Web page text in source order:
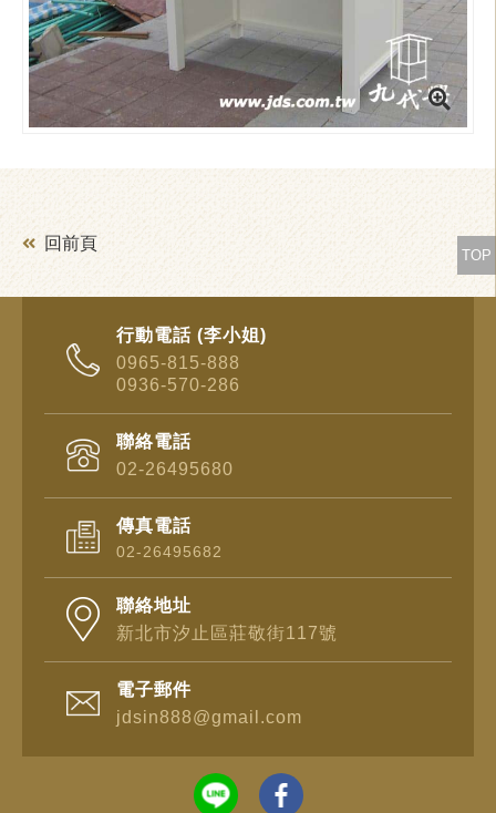
回前頁
TOP
行動電話 (李小姐)
0965-815-888
0936-570-286
聯絡電話
02-26495680
傳真電話
02-26495682
聯絡地址
新北市汐止區莊敬街117號
電子郵件
jdsin888@gmail.com